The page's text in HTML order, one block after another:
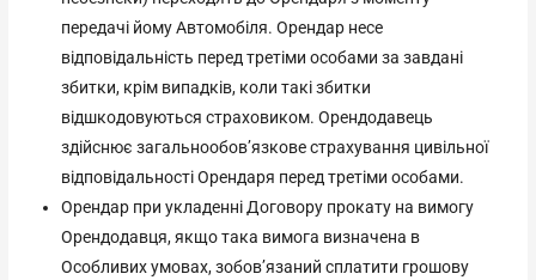
передачі йому Автомобіля. Орендар несе
відповідальність перед третіми особами за завдані
збитки, крім випадків, коли такі збитки
відшкодовуються страховиком. Орендодавець
здійснює загальнообов’язкове страхування цивільної
відповідальності Орендаря перед третіми особами.
Орендар при укладенні Договору прокату на вимогу
Орендодавця, якщо така вимога визначена в
Особливих умовах, зобов’язаний сплатити грошову